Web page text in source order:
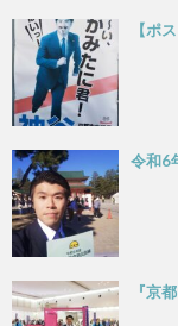
【ポ
令和6
『京